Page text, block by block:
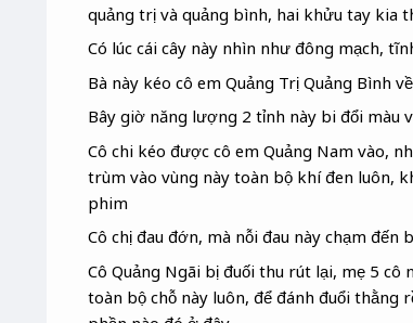
quảng trị và quảng bình, hai khửu tay kia
Có lúc cái cây này nhìn như đông mạch,
Bà này kéo cô em Quảng Trị Quảng Bình
Bây giờ năng lượng 2 tỉnh này bi đổi màu
Cô chi kéo được cô em Quảng Nam vào,
trùm vào vùng này toàn bộ khí đen luôn,
phim
Cô chị đau đớn, mà nỗi đau này chạm đến
Cô Quảng Ngãi bị đuối thu rút lại, mẹ 5 cô
toàn bộ chỗ này luôn, để đánh đuổi thằng